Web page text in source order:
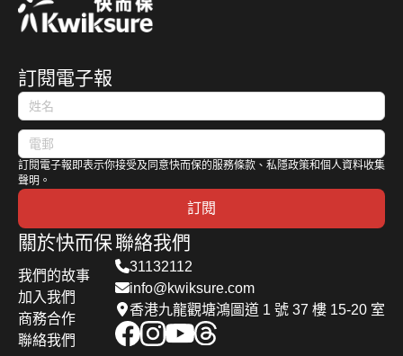
上限一萬架，另外對於申請車輛也列出3點要求
包括車輛車齡須低於12年、持有涵蓋網約車用途
即「人車綁定」。引起城中各界熱烈討論。 作
為香港汽車保險業界持份者，我們希望從不同角
度探討一下網約車的保險條款、保障和保費等對
於有意投身網約車行業的私家車車主息息相關的
問題：
訂閱電子報
訂閱電子報即表示你接受及同意快而保的服務條款、私隱政策和個人資料收集
聲明。
訂閱
關於快而保
我們的故事
加入我們
商務合作
聯絡我們
聯絡我們
31132112
info@kwiksure.com
香港九龍觀塘鴻圖道 1 號 37 樓 15-20 室